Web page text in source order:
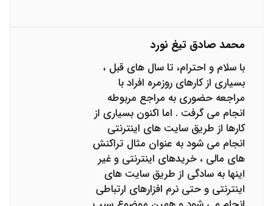
محمد صادق تیغ نورد
با سلام و احترام، تا سال های قبل ،
بسیاری از کارهای روزمره افراد با
مراجعه حضوری به مراجع مربوطه
انجام می گرفت . اما اکنون بسیاری از
کارها از طریق سایت های اینترنتی
انجام می شود به عنوان مثال تراکنش
های مالی ، خریدهای اینترنتی و غیر
اینها به سادگی از طریق سایت های
اینترنتی و حتی نرم افزارهای ارتباطی